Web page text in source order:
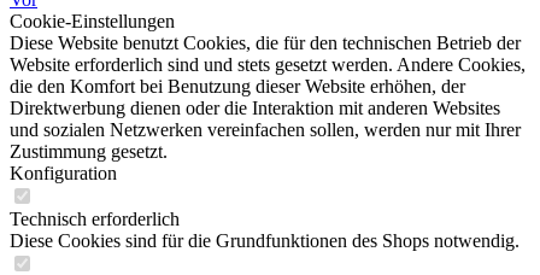
Cookie-Einstellungen
Diese Website benutzt Cookies, die für den technischen Betrieb der
Website erforderlich sind und stets gesetzt werden. Andere Cookies,
die den Komfort bei Benutzung dieser Website erhöhen, der
Direktwerbung dienen oder die Interaktion mit anderen Websites
und sozialen Netzwerken vereinfachen sollen, werden nur mit Ihrer
Zustimmung gesetzt.
Konfiguration
Technisch erforderlich
Diese Cookies sind für die Grundfunktionen des Shops notwendig.